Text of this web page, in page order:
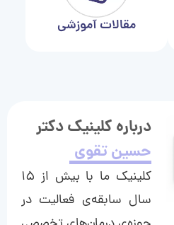
مقالات آموزشی
درباره کلینیک دکتر
حسین تقوی
کلینیک ما با بیش از ۱۵
سال سابقه‌ی فعالیت در